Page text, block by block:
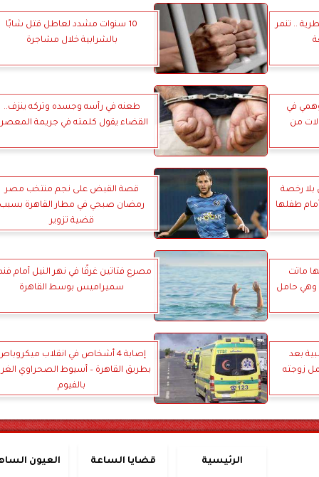
.. تنمر
10 سنوات مشدد لعاطل قتل شابًا
بالشرابية خلال مشاجرة
في
من
طعنه في رأسه وجسده وتركه ينزف..
القضاء يقول كلمته في جريمة
بلا رخصة
طفلها
قصة القبض على نجم منتخب مصر
رمضان صبحي في مطار القاهرة
قضية تزوير
ماتت
وهي حامل
مصرع فتاتين غرقًا في نهر النيل أمام
سميراميس بوسط القاهرة
بعد
زوجته
إصابة 4 أشخاص في انقلاب
بطريق القاهرة – أسيوط الصحراوي
بالفيوم
الرئيسية قضايا الساعة العيون